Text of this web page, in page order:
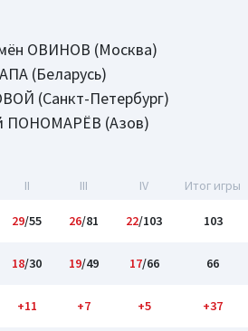
ОВИНОВ (Москва)
(Беларусь)
(Санкт-Петербург)
ПОНОМАРЁВ (Азов)
II III IV Итог игры
29/55 26/81 22/103 103
18/30 19/49 17/66 66
+11 +7 +5 +37